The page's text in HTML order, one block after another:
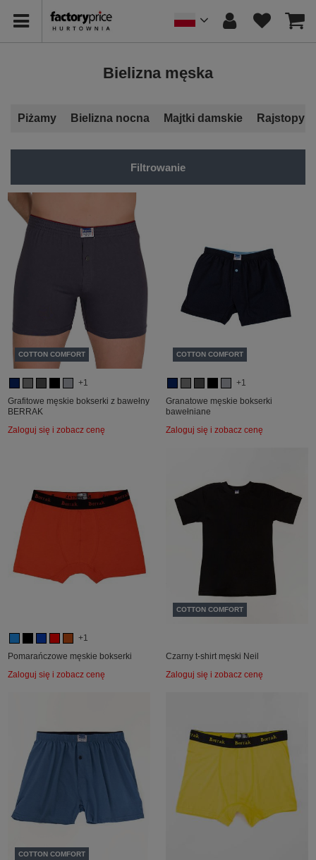
Bielizna męska
Piżamy Bielizna nocna Majtki damskie Rajstopy
Filtrowanie
COTTON COMFORT
+1
Grafitowe męskie bokserki z bawełny
BERRAK
Zaloguj się i zobacz cenę
COTTON COMFORT
+1
Granatowe męskie bokserki
bawełniane
Zaloguj się i zobacz cenę
+1
Pomarańczowe męskie bokserki
Zaloguj się i zobacz cenę
COTTON COMFORT
Czarny t-shirt męski Neil
Zaloguj się i zobacz cenę
COTTON COMFORT